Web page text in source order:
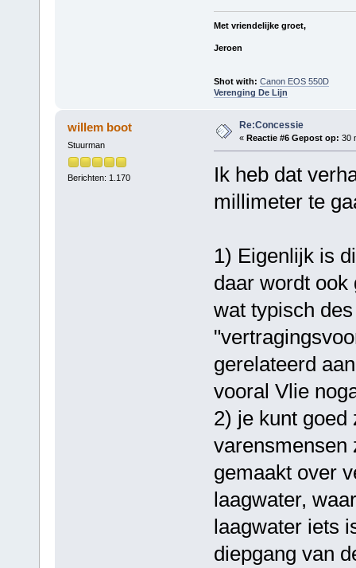
Met vriendelijke groet,
Jeroen
Shot with: Canon EOS 550D
Verenging De Lijn
willem boot
Stuurman
Berichten: 1.170
Re:Concessie
« Reactie #6 Gepost op: 30
Ik heb dat
millimeter te
1) Eigenlijk is
daar wordt ook
wat typisch
gerelateerd
vooral Vlie
2) je kunt goed
varensmensen
gemaakt over
laagwater,
laagwater iets
diepgang van